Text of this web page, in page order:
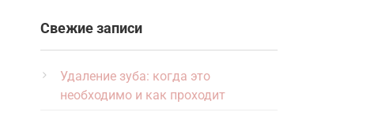
Свежие записи
Удаление зуба: когда это
необходимо и как проходит